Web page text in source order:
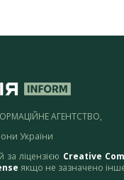
АГЕНТСТВО,
України
за ліцензією Creative
якщо не зазначено